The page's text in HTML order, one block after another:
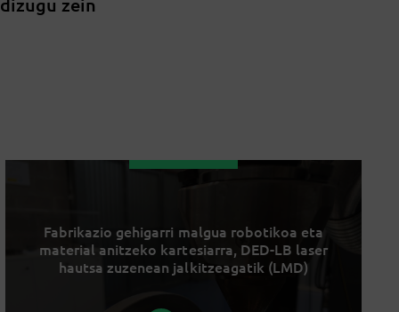
Fabrikazio gehigarri malgua robotikoa eta
material anitzeko kartesiarra, DED-LB laser
hautsa zuzenean jalkitzeagatik (LMD)